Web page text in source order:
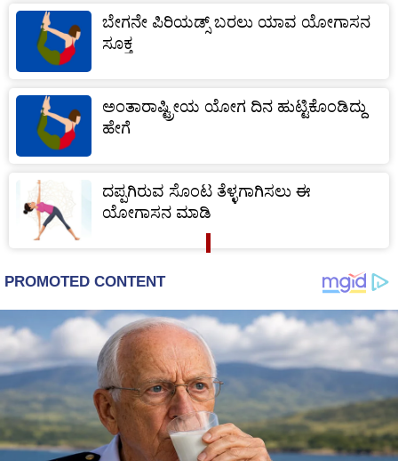
ಬೇಗನೇ ಪಿರಿಯಡ್ಸ್ ಬರಲು ಯಾವ ಯೋಗಾಸನ
ಸೂಕ್ತ
ಅಂತಾರಾಷ್ಟ್ರೀಯ ಯೋಗ ದಿನ ಹುಟ್ಟಿಕೊಂಡಿದ್ದು
ಹೇಗೆ
ದಪ್ಪಗಿರುವ ಸೊಂಟ ತೆಳ್ಳಗಾಗಿಸಲು ಈ
ಯೋಗಾಸನ ಮಾಡಿ